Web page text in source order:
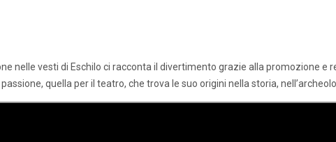
nelle vesti di Eschilo ci racconta il divertimento grazie alla promozione
quella per il teatro, che trova le suo origini nella storia,